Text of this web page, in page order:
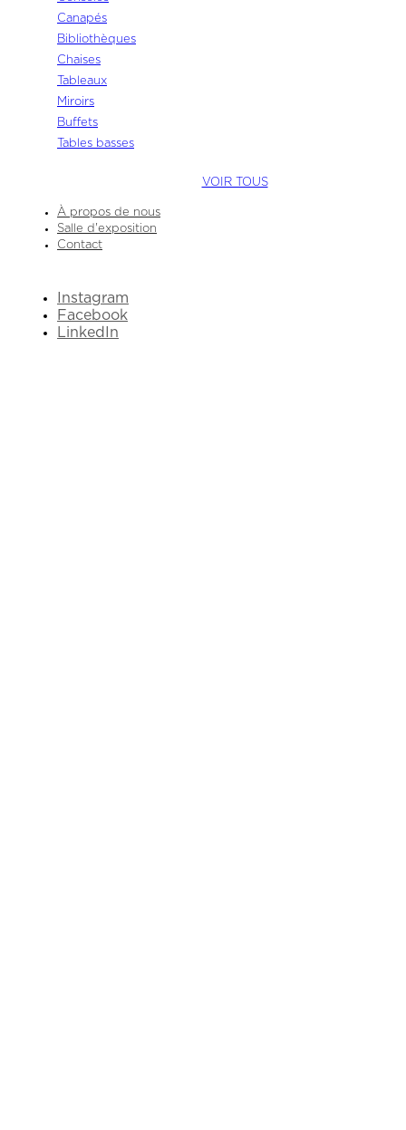
Canapés
Bibliothèques
Chaises
Tableaux
Miroirs
Buffets
Tables basses
VOIR TOUS
À propos de nous
Salle d'exposition
Contact
Instagram
Facebook
LinkedIn